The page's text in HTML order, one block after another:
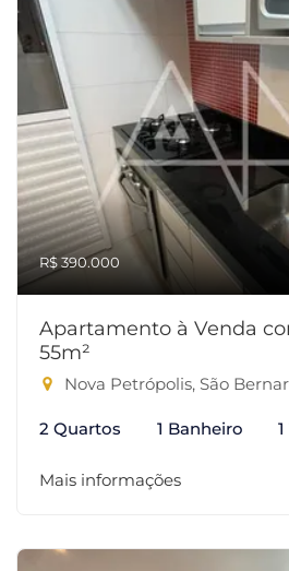
R$ 390.000
Apartamento à Venda
55m²
Nova Petrópolis, São
2 Quartos 1 Banheiro
Mais informações